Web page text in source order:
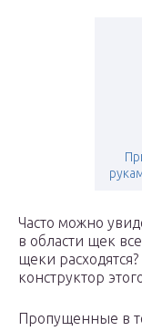
Часто можно
в области щек
щеки
конструктор
Пропущенные в